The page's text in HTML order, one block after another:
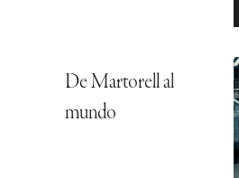
De Martorell al
mundo